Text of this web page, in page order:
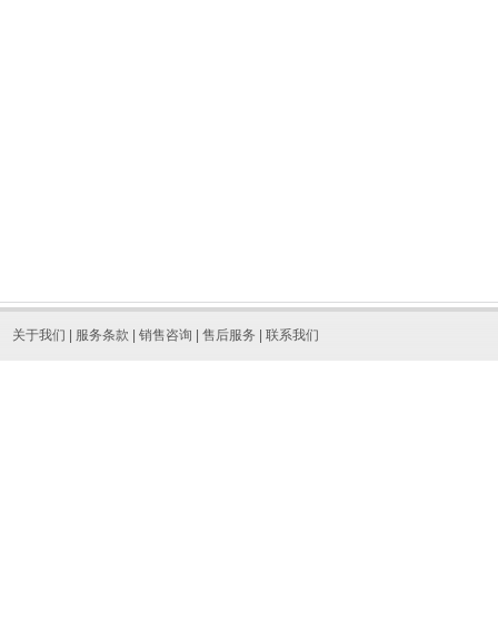
关于我们 服务条款 销售咨询 售后服务 联系我们